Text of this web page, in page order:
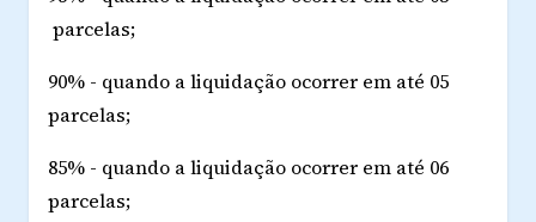
parcelas;
90% - quando a liquidação ocorrer em até 05
parcelas;
85% - quando a liquidação ocorrer em até 06
parcelas;